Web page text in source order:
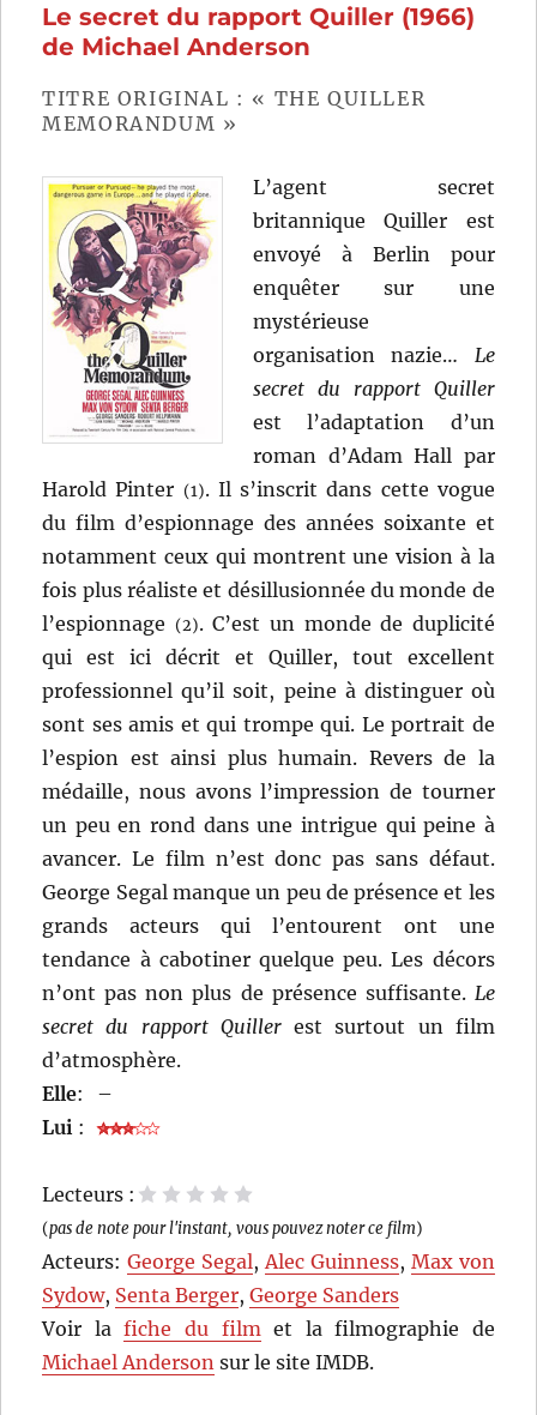
L.
Mankiewicz
Le secret du rapport Quiller (1966)
de Michael Anderson
TITRE ORIGINAL : « THE QUILLER
MEMORANDUM »
L’agent secret
britannique Quiller est
envoyé à Berlin pour
enquêter sur une
mystérieuse
organisation nazie… Le
secret du rapport Quiller
est l’adaptation d’un
roman d’Adam Hall par
Harold Pinter (1). Il s’inscrit dans cette vogue
du film d’espionnage des années soixante et
notamment ceux qui montrent une vision à la
fois plus réaliste et désillusionnée du monde de
l’espionnage (2). C’est un monde de duplicité
qui est ici décrit et Quiller, tout excellent
professionnel qu’il soit, peine à distinguer où
sont ses amis et qui trompe qui. Le portrait de
l’espion est ainsi plus humain. Revers de la
médaille, nous avons l’impression de tourner
un peu en rond dans une intrigue qui peine à
avancer. Le film n’est donc pas sans défaut.
George Segal manque un peu de présence et les
grands acteurs qui l’entourent ont une
tendance à cabotiner quelque peu. Les décors
n’ont pas non plus de présence suffisante. Le
secret du rapport Quillerest surtout un film
d’atmosphère.
Elle:
–
Lui :
Lecteurs :
5 étoiles
4 étoiles
3 étoiles
2 étoiles
1 étoile
(pas de note pour l'instant, vous pouvez noter ce film)
Acteurs:George Segal, Alec Guinness, Max von
Sydow, Senta Berger,George Sanders
Voir lafiche du film et la filmographie de
Michael Anderson sur le site IMDB.